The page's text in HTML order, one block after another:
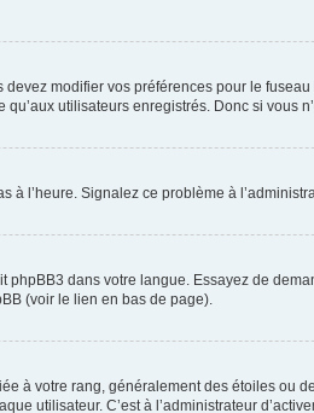
modifier vos préférences pour le
utilisateurs enregistrés. Donc si vous
à l’heure. Signalez ce problème à
dans votre langue. Essayez de
(voir le lien en bas de page).
à votre rang, généralement des étoiles ou
utilisateur. C’est à l’administrateur